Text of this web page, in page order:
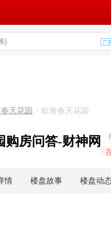
天花园 > 欧雅春天花园
购房问答-财神网
情 楼盘故事 楼盘动